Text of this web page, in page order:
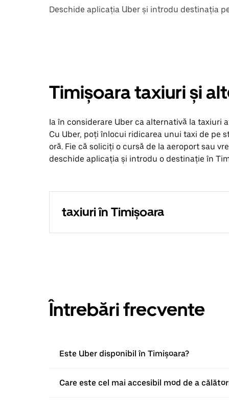
Deschide aplicația Uber și introdu destinația
Timișoara taxiuri și
Ia în considerare Uber ca alternativă la taxiuri
Cu Uber, poți înlocui ridicarea unui taxi de pe
oră. Fie că soliciți o cursă de la aeroport sau
deschide aplicația și introdu o destinație în
taxiuri în Timișoara
Întrebări frecvente
Este Uber disponibil în Timișoara?
Care este cel mai accesibil mod de a